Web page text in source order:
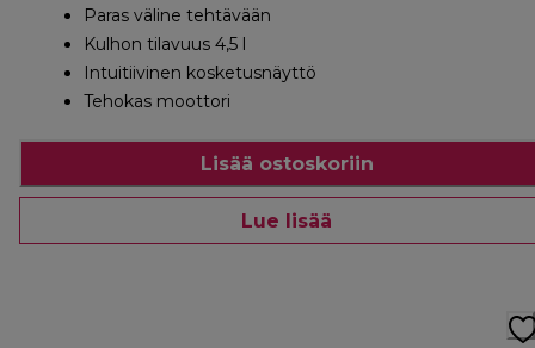
Paras väline tehtävään
Kulhon tilavuus 4,5 l
Intuitiivinen kosketusnäyttö
Tehokas moottori
Lisää ostoskoriin
Lue lisää